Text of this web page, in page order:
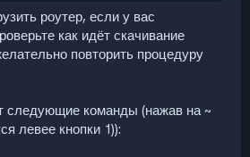
.......
файлов
последняя,диск свободно еще
роутер, если у вас
как идёт скачивание
повторить процедуру
следующие команды (нажав на ~
левее кнопки 1)):